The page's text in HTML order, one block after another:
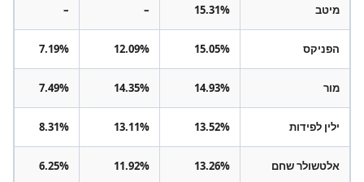
מיטב 15.31%
–
–
הפניקס 15.05%
12.09%
7.19%
מור 14.93%
14.35%
7.49%
ילין לפידות 13.52%
13.11%
8.31%
אלטשולר שחם 13.26%
11.92%
6.25%